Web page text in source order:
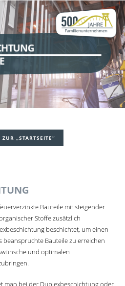
ZUR „STARTSEITE“
Bauteile mit steigender
Stoffe zusätzlich
beschichtet, um einen
beanspruchte Bauteile zu erreichen
und optimalen
man bei der Duplexbeschichtung oder